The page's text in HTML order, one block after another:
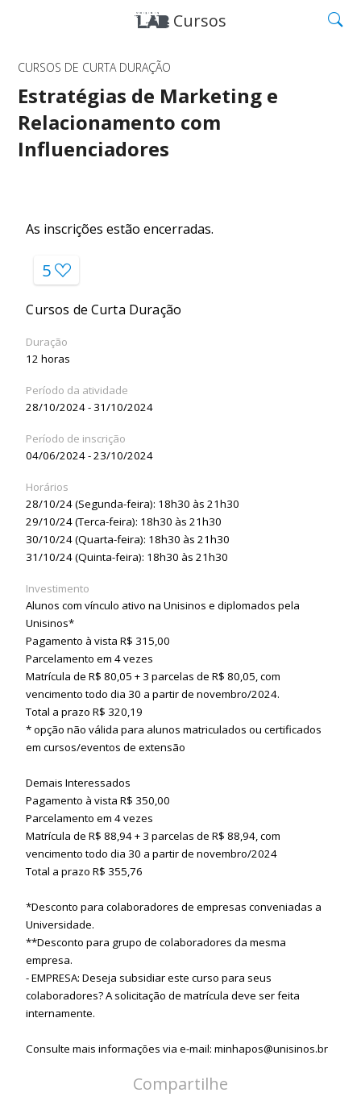
Cursos
CURSOS DE CURTA DURAÇÃO
Estratégias de Marketing e
Relacionamento com
Influenciadores
As inscrições estão encerradas.
5
Cursos de Curta Duração
Duração
12 horas
Período da atividade
28/10/2024 - 31/10/2024
Período de inscrição
04/06/2024 - 23/10/2024
Horários
28/10/24 (Segunda-feira): 18h30 às 21h30
29/10/24 (Terca-feira): 18h30 às 21h30
30/10/24 (Quarta-feira): 18h30 às 21h30
31/10/24 (Quinta-feira): 18h30 às 21h30
Investimento
Alunos com vínculo ativo na Unisinos e diplomados pela
Unisinos*
Pagamento à vista R$ 315,00
Parcelamento em 4 vezes
Matrícula de R$ 80,05 + 3 parcelas de R$ 80,05, com
vencimento todo dia 30 a partir de novembro/2024.
Total a prazo R$ 320,19
* opção não válida para alunos matriculados ou certificados
em cursos/eventos de extensão
Demais Interessados
Pagamento à vista R$ 350,00
Parcelamento em 4 vezes
Matrícula de R$ 88,94 + 3 parcelas de R$ 88,94, com
vencimento todo dia 30 a partir de novembro/2024
Total a prazo R$ 355,76
*Desconto para colaboradores de empresas conveniadas a
Universidade.
**Desconto para grupo de colaboradores da mesma
empresa.
- EMPRESA: Deseja subsidiar este curso para seus
colaboradores? A solicitação de matrícula deve ser feita
internamente.
Consulte mais informações via e-mail: minhapos@unisinos.br
Compartilhe